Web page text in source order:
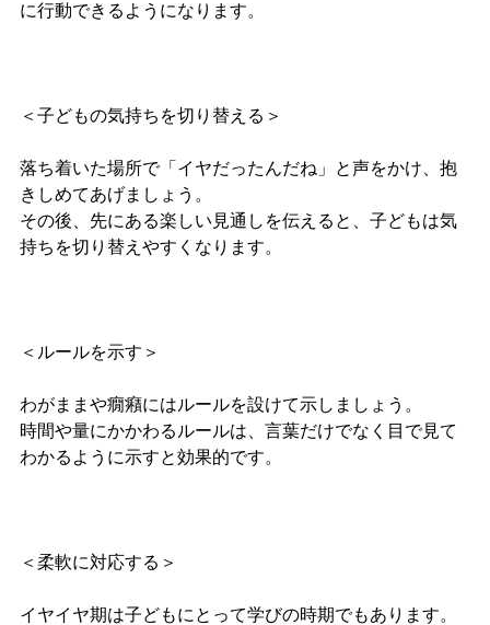
に行動できるようになります。
＜子どもの気持ちを切り替える＞
落ち着いた場所で「イヤだったんだね」と声をかけ、抱
きしめてあげましょう。
その後、先にある楽しい見通しを伝えると、子どもは気
持ちを切り替えやすくなります。
＜ルールを示す＞
わがままや癇癪にはルールを設けて示しましょう。
時間や量にかかわるルールは、言葉だけでなく目で見て
わかるように示すと効果的です。
＜柔軟に対応する＞
イヤイヤ期は子どもにとって学びの時期でもあります。